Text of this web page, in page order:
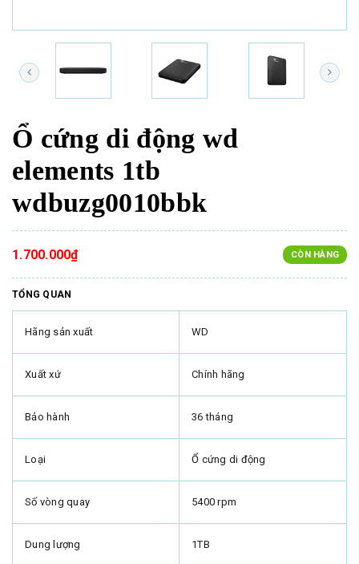
Ổ cứng di động wd
elements 1tb
wdbuzg0010bbk
1.700.000₫ CÒN HÀNG
TỔNG QUAN
Hãng sản xuất WD
Xuất xứ Chính hãng
Bảo hành 36 tháng
Loại Ổ cứng di động
Số vòng quay 5400 rpm
Dung lượng 1TB